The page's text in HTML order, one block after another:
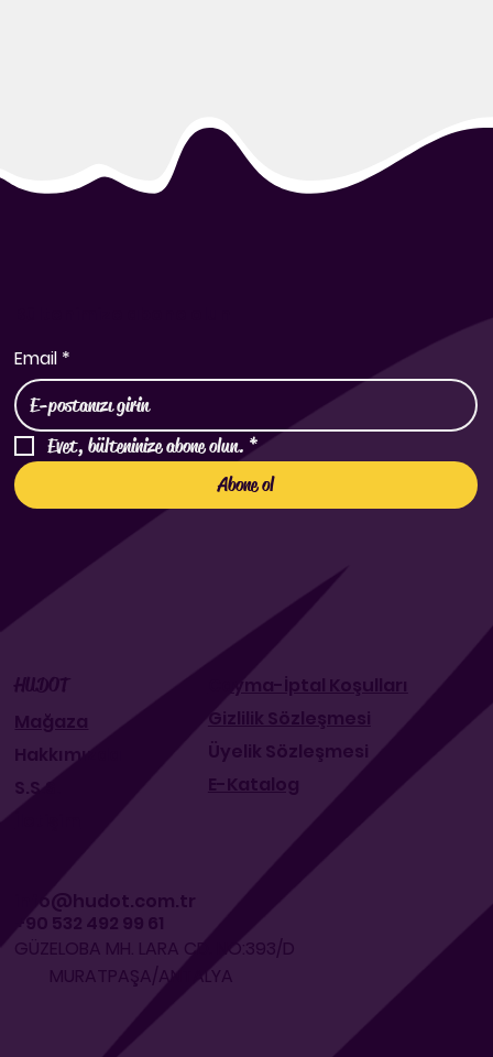
Email *
Evet, bülteninize abone olun. *
Abone ol
HUDOT
Mağaza
Hakkımızda
S.S.S.
Cayma-İptal Koşulları
Gizlilik Sözleşmesi
Üyelik Sözleşmesi
E-Katalog
info@hudot.com.tr
+90 532 492 99 61
GÜZELOBA MH. LARA CD. NO:393/D
MURATPAŞA/ANTALYA